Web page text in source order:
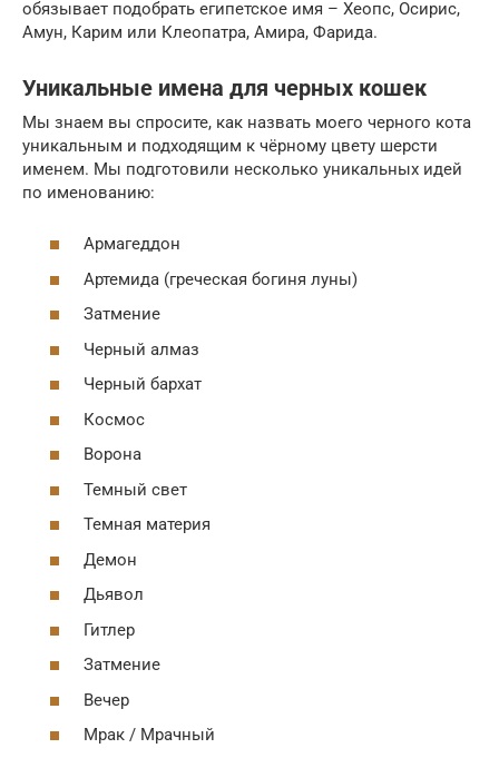
обязывает подобрать египетское имя – Хеопс, Осирис,
Амун, Карим или Клеопатра, Амира, Фарида.
Уникальные имена для черных кошек
Мы знаем вы спросите, как назвать моего черного кота
уникальным и подходящим к чёрному цвету шерсти
именем. Мы подготовили несколько уникальных идей
по именованию:
Армагеддон
Артемида (греческая богиня луны)
Затмение
Черный алмаз
Черный бархат
Космос
Ворона
Темный свет
Темная материя
Демон
Дьявол
Гитлер
Затмение
Вечер
Мрак / Мрачный